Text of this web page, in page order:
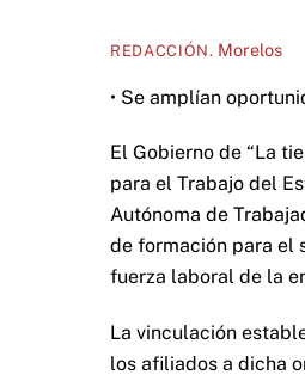
REDACCIÓN. Morelos
• Se amplían
El Gobierno de “La
para el Trabajo del
Autónoma de
de formación para el
fuerza laboral de la
La vinculación
los afiliados a dicha